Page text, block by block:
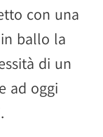
con una
ballo la
di un
ad oggi